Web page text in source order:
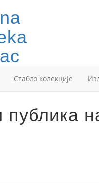
Стабло колекције